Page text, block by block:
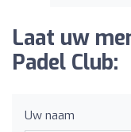
Laat uw
Padel Club:
Uw naam